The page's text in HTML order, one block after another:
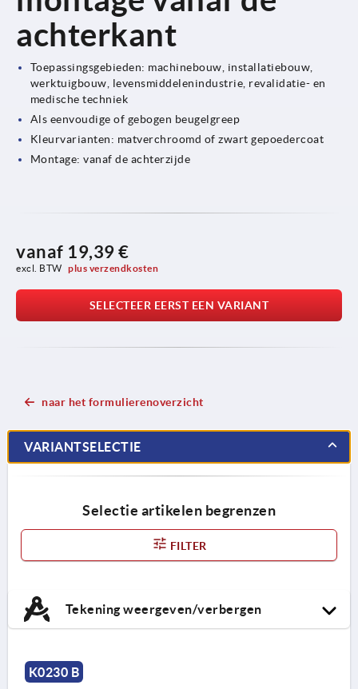
achterkant
Toepassingsgebieden: machinebouw, installatiebouw,
werktuigbouw, levensmiddelenindustrie, revalidatie- en
medische techniek
Als eenvoudige of gebogen beugelgreep
Kleurvarianten: matverchroomd of zwart gepoedercoat
Montage: vanaf de achterzijde
vanaf 19,39 €
excl. BTW plus verzendkosten
SELECTEER EERST EEN VARIANT
naar het formulierenoverzicht
VARIANTSELECTIE
Selectie artikelen begrenzen
FILTER
Tekening weergeven/verbergen
K0230 B